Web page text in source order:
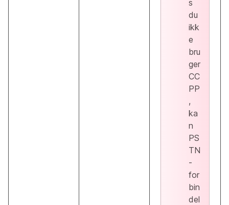
s
du
ikk
e
bru
ger
CC
PP
,
ka
n
PS
TN
-
for
bin
del